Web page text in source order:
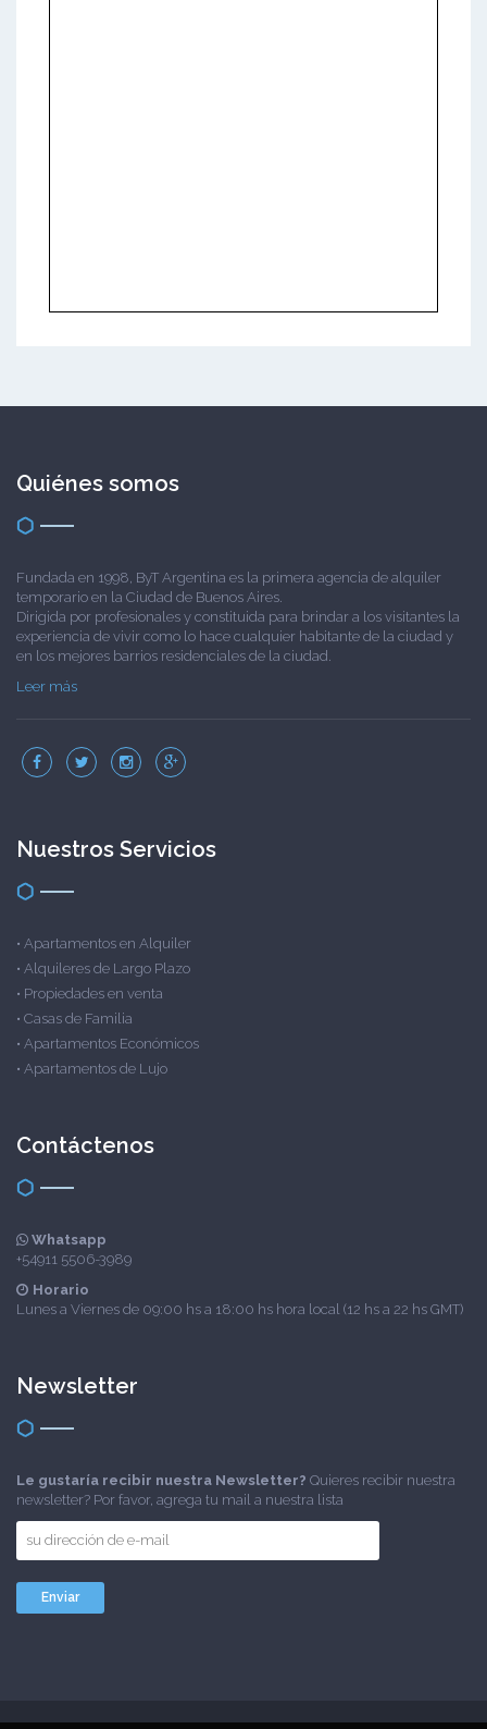
Quiénes somos
Fundada en 1998, ByT Argentina es la primera agencia de alquiler
temporario en la Ciudad de Buenos Aires.
Dirigida por profesionales y constituida para brindar a los visitantes la
experiencia de vivir como lo hace cualquier habitante de la ciudad y
en los mejores barrios residenciales de la ciudad.
Leer más
Nuestros Servicios
• Apartamentos en Alquiler
• Alquileres de Largo Plazo
• Propiedades en venta
• Casas de Familia
• Apartamentos Económicos
• Apartamentos de Lujo
Contáctenos
Whatsapp
+54911 5506-3989
Horario
Lunes a Viernes de 09:00 hs a 18:00 hs hora local (12 hs a 22 hs GMT)
Newsletter
Le gustaría recibir nuestra Newsletter? Quieres recibir nuestra
newsletter? Por favor, agrega tu mail a nuestra lista